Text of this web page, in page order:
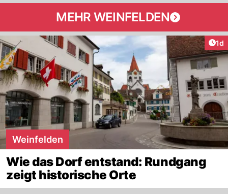
MEHR WEINFELDEN
1d
Weinfelden
Wie das Dorf entstand: Rundgang
zeigt historische Orte